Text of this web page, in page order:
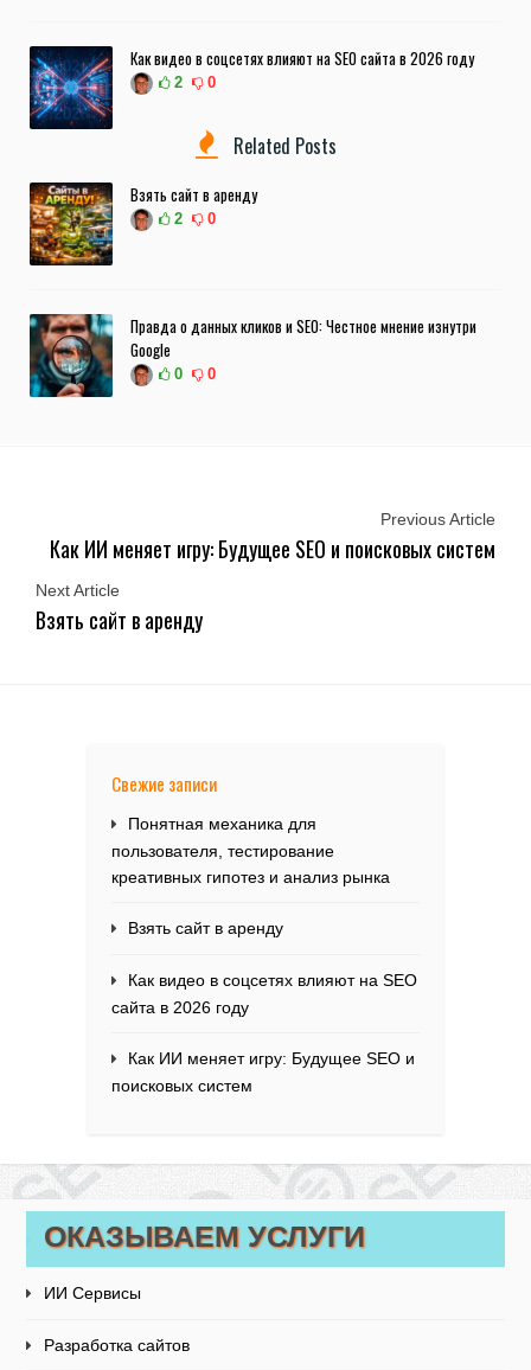
Как видео в соцсетях влияют на SEO сайта в 2026 году
2 0
Related Posts
Взять сайт в аренду
2 0
Правда о данных кликов и SEO: Честное мнение изнутри
Google
0 0
Previous Article
Как ИИ меняет игру: Будущее SEO и поисковых систем
Next Article
Взять сайт в аренду
Свежие записи
Понятная механика для
пользователя, тестирование
креативных гипотез и анализ рынка
Взять сайт в аренду
Как видео в соцсетях влияют на SEO
сайта в 2026 году
Как ИИ меняет игру: Будущее SEO и
поисковых систем
ОКАЗЫВАЕМ УСЛУГИ
ИИ Сервисы
Разработка сайтов